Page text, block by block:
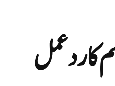
کا رد عمل